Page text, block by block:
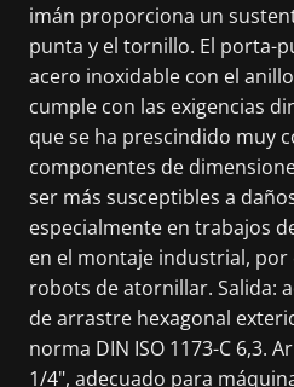
imán proporciona un
punta y el tornillo. El porta-
acero inoxidable con el
cumple con las exigencias
que se ha prescindido muy
componentes de
ser más susceptibles a
especialmente en trabajos
en el montaje industrial, por
robots de atornillar. Salida:
de arrastre hexagonal
norma DIN ISO 1173-C 6,3.
1/4", adecuado para